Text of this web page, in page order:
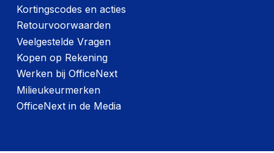
Kortingscodes en acties
Retourvoorwaarden
Veelgestelde Vragen
Kopen op Rekening
Werken bij OfficeNext
Milieukeurmerken
OfficeNext in de Media